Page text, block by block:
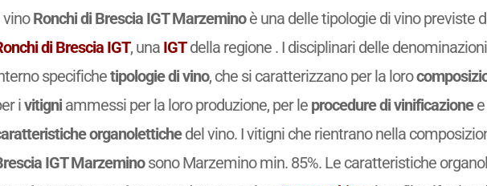
vinoRonchi di Brescia IGT Marzeminoè una delle tipologie di vino previste
di Brescia IGT, una IGTdella regione . I disciplinari delle denominazioni
specifichetipologie di vino, che si caratterizzano per la loro
ivitigniammessi per la loro produzione, per le procedure di vinificazionee
organolettichedel vino. I vitigni che rientrano nella
IGT Marzeminosono Marzemino min. 85%. Le caratteristiche